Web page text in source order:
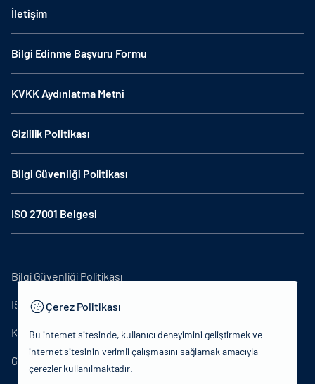
İletişim
Bilgi Edinme Başvuru Formu
KVKK Aydınlatma Metni
Gizlilik Politikası
Bilgi Güvenliği Politikası
ISO 27001 Belgesi
Bilgi Güvenliği Politikası
ISO27001
KVKK Aydınlatma Metni
Gizlilik Politikası
Çerez Politikası
Bu internet sitesinde, kullanıcı deneyimini geliştirmek ve
internet sitesinin verimli çalışmasını sağlamak amacıyla
çerezler kullanılmaktadır.